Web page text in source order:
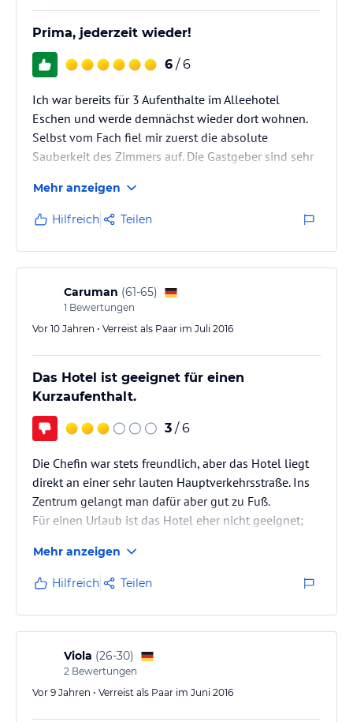
Prima, jederzeit wieder!
6 / 6
Ich war bereits für 3 Aufenthalte im Alleehotel
Eschen und werde demnächst wieder dort wohnen.
Selbst vom Fach fiel mir zuerst die absolute
Sauberkeit des Zimmers auf. Die Gastgeber sind sehr
erstaunlich: Jeden Tag andere Wurst und anderer
Käse, täglich eine Vielfalt an frischen Bäckerbrötchen
(nichts aufgebackenes), auch sind mal Schmankerl
wie kleine Frikadellchen dabei. Ein
Getränkekühlschrank steht im Flur bereit, die Preise
sind günstig und der Senseo…
Mehr anzeigen
Hilfreich Teilen
Caruman (61-65)
1 Bewertungen
Vor 10 Jahren • Verreist als Paar im Juli 2016
Das Hotel ist geeignet für einen
Kurzaufenthalt.
3 / 6
Die Chefin war stets freundlich, aber das Hotel liegt
direkt an einer sehr lauten Hauptverkehrsstraße. Ins
Zentrum gelangt man dafür aber gut zu Fuß.
Für einen Urlaub ist das Hotel eher nicht geeignet;
teuer.
Die Zimmer befinden sich in einem schmucklosen
Anbau, Der Internetauftritt hält nicht, was er
verspricht. Lediglich der (zu kleine) Frühstücksraum
liegt im Hauptgebäude, das von den Besitzern
bewohnt wird.
Das Frühstück ist einfach, aber hübsch…
Mehr anzeigen
Hilfreich Teilen
Viola (26-30)
2 Bewertungen
Vor 9 Jahren • Verreist als Paar im Juni 2016